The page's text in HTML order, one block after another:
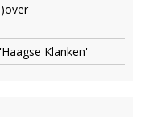
Klanken'